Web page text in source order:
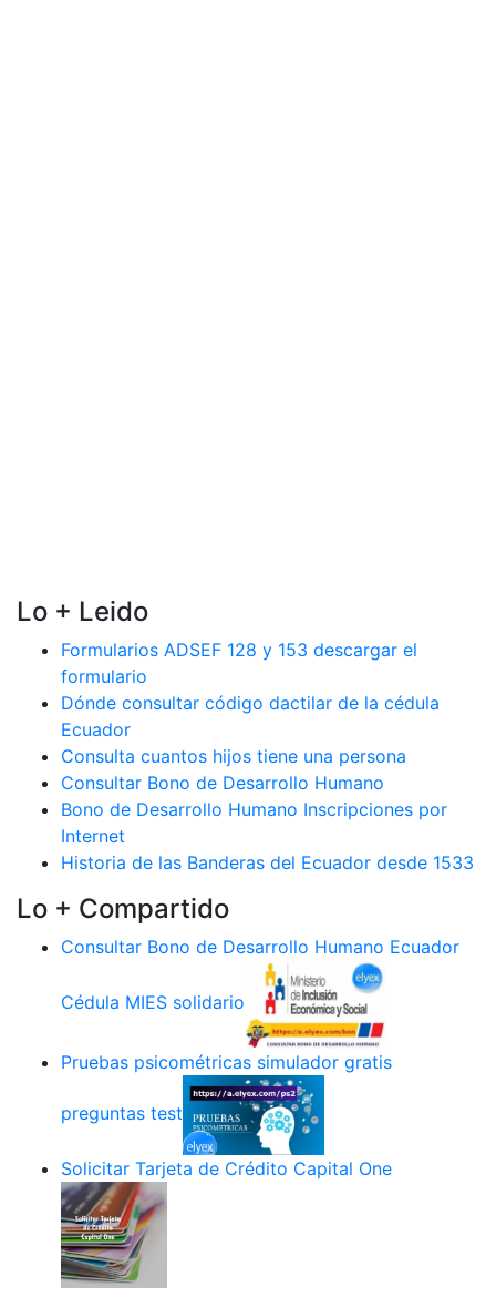
Lo + Leido
Formularios ADSEF 128 y 153 descargar el
formulario
Dónde consultar código dactilar de la cédula
Ecuador
Consulta cuantos hijos tiene una persona
Consultar Bono de Desarrollo Humano
Bono de Desarrollo Humano Inscripciones por
Internet
Historia de las Banderas del Ecuador desde 1533
Lo + Compartido
Consultar Bono de Desarrollo Humano Ecuador
Cédula MIES solidario
Pruebas psicométricas simulador gratis
preguntas test
Solicitar Tarjeta de Crédito Capital One